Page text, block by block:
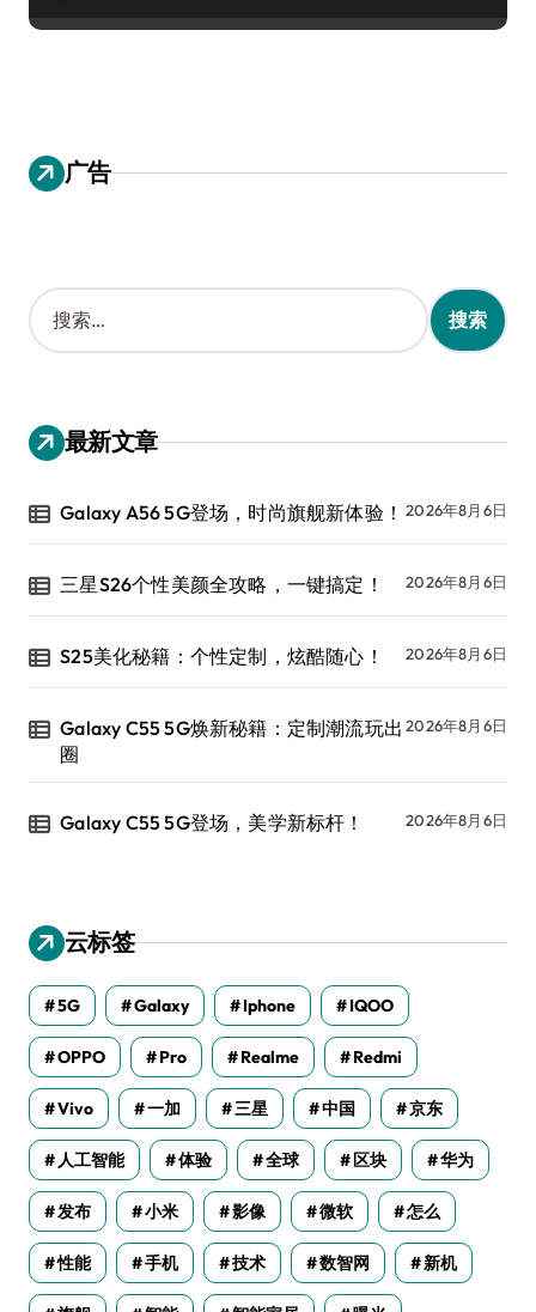
广告
搜
索
：
最新文章
Galaxy A56 5G登场，时尚旗舰新体验！ 2026年8月6日
三星S26个性美颜全攻略，一键搞定！ 2026年8月6日
S25美化秘籍：个性定制，炫酷随心！ 2026年8月6日
Galaxy C55 5G焕新秘籍：定制潮流玩出
圈
2026年8月6日
Galaxy C55 5G登场，美学新标杆！ 2026年8月6日
云标签
5G Galaxy Iphone IQOO
OPPO Pro Realme Redmi
Vivo 一加 三星 中国 京东
人工智能 体验 全球 区块 华为
发布 小米 影像 微软 怎么
性能 手机 技术 数智网 新机